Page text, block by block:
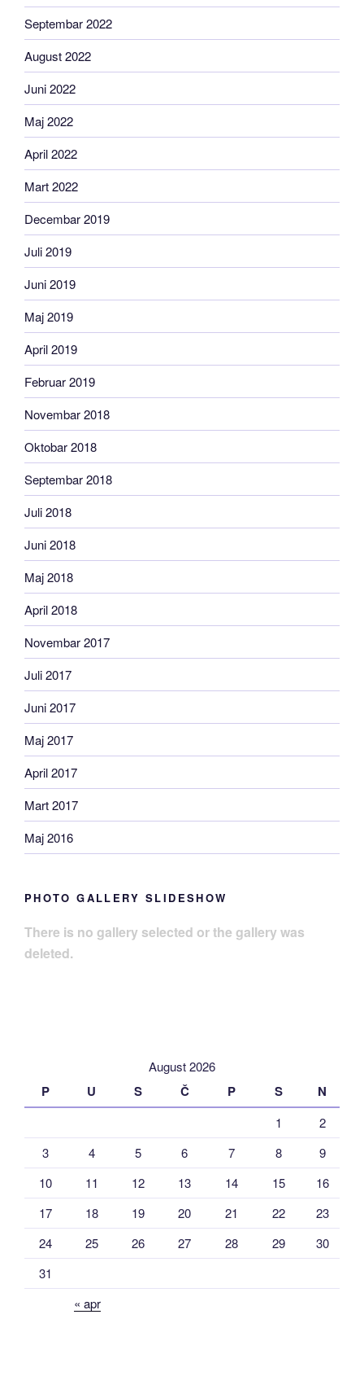
Septembar 2022
August 2022
Juni 2022
Maj 2022
April 2022
Mart 2022
Decembar 2019
Juli 2019
Juni 2019
Maj 2019
April 2019
Februar 2019
Novembar 2018
Oktobar 2018
Septembar 2018
Juli 2018
Juni 2018
Maj 2018
April 2018
Novembar 2017
Juli 2017
Juni 2017
Maj 2017
April 2017
Mart 2017
Maj 2016
PHOTO GALLERY SLIDESHOW
There is no gallery selected or the gallery was
deleted.
August 2026
P U S Č P S N
1
2
3
4 5 6 7 8
9
10
11 12 13 14 15
16
17
18 19 20 21 22
23
24
25 26 27 28 29
30
31
« apr